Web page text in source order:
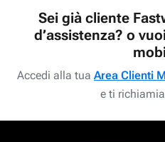
Sei già cliente
d’assistenza? o
Accedi alla tua Area Clienti
e ti